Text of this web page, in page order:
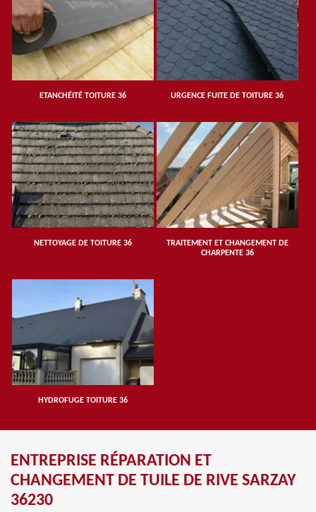
ETANCHÉITÉ TOITURE 36 URGENCE FUITE DE TOITURE 36
NETTOYAGE DE TOITURE 36
TRAITEMENT ET CHANGEMENT DE
CHARPENTE 36
HYDROFUGE TOITURE 36
ENTREPRISE RÉPARATION ET
CHANGEMENT DE TUILE DE RIVE SARZAY
36230